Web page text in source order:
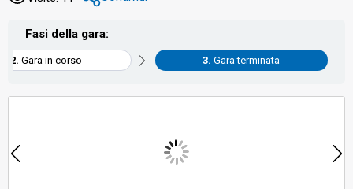
Fasi della gara:
Gara in corso Gara terminata